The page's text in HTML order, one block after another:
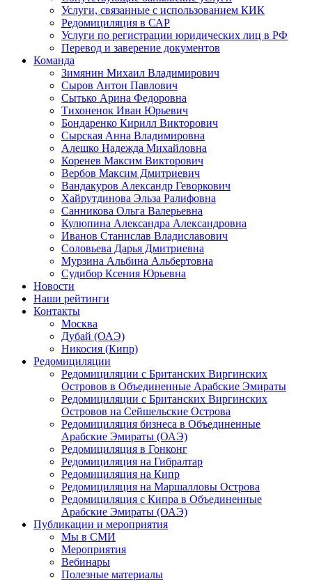
Услуги, связанные с использованием КИК
Редомициляция в САР
Услуги по регистрации юридических лиц в РФ
Перевод и заверение документов
Команда
Зимянин Михаил Владимирович
Сыров Антон Павлович
Сытько Арина Федоровна
Тихоненок Иван Юрьевич
Бондаренко Кирилл Викторович
Сырская Анна Владимировна
Алешко Надежда Михайловна
Коренев Максим Викторович
Вербов Максим Дмитриевич
Вандакуров Александр Геворкович
Хайрутдинова Эльза Ралифовна
Санникова Ольга Валерьевна
Кулюпина Александра Александровна
Иванов Станислав Владиславович
Соловьева Дарья Дмитриевна
Мурзина Альбина Альбертовна
Судибор Ксения Юрьевна
Новости
Наши рейтинги
Контакты
Москва
Дубай (ОАЭ)
Никосия (Кипр)
Редомициляции
Редомициляции с Британских Виргинских
Островов в Объединенные Арабские Эмираты
Редомициляции с Британских Виргинских
Островов на Сейшельские Острова
Редомициляция бизнеса в Объединенные
Арабские Эмираты (ОАЭ)
Редомициляция в Гонконг
Редомициляция на Гибралтар
Редомициляция на Кипр
Редомициляция на Маршалловы Острова
Редомициляция с Кипра в Объединенные
Арабские Эмираты (ОАЭ)
Публикации и мероприятия
Мы в СМИ
Мероприятия
Вебинары
Полезные материалы